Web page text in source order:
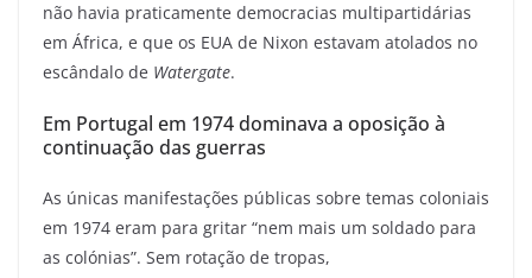
não havia praticamente democracias multipartidárias
em África, e que os EUA de Nixon estavam atolados no
escândalo de Watergate.
Em Portugal em 1974 dominava a oposição à
continuação das guerras
As únicas manifestações públicas sobre temas coloniais
em 1974 eram para gritar “nem mais um soldado para
as colónias”. Sem rotação de tropas,